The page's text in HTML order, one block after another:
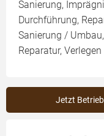
Sanierung,
Durchführung,
Sanierung /
Reparatur, Verlegen
Jetzt